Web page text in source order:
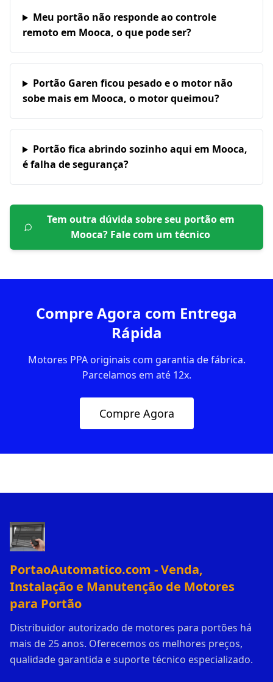
Meu portão não responde ao controle
remoto em Mooca, o que pode ser?
Portão Garen ficou pesado e o motor não
sobe mais em Mooca, o motor queimou?
Portão fica abrindo sozinho aqui em Mooca,
é falha de segurança?
Tem outra dúvida sobre seu portão em
Mooca? Fale com um técnico
Compre Agora com Entrega
Rápida
Motores PPA originais com garantia de fábrica.
Parcelamos em até 12x.
Compre Agora
PortaoAutomatico.com - Venda,
Instalação e Manutenção de Motores
para Portão
Distribuidor autorizado de motores para portões há
mais de 25 anos. Oferecemos os melhores preços,
qualidade garantida e suporte técnico especializado.